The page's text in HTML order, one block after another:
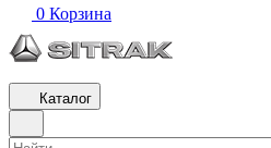
0 Корзина
Каталог